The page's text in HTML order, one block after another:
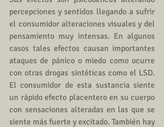
percepciones y sentidos llegando a sufrir
el consumidor alteraciones visuales y del
pensamiento muy intensas. En algunos
casos tales efectos causan importantes
ataques de pánico o miedo como ocurre
con otras drogas sintéticas como el LSD.
El consumidor de esta sustancia siente
un rápido efecto placentero en su cuerpo
con sensaciones alteradas en las que se
siente más fuerte y excitado. También hay